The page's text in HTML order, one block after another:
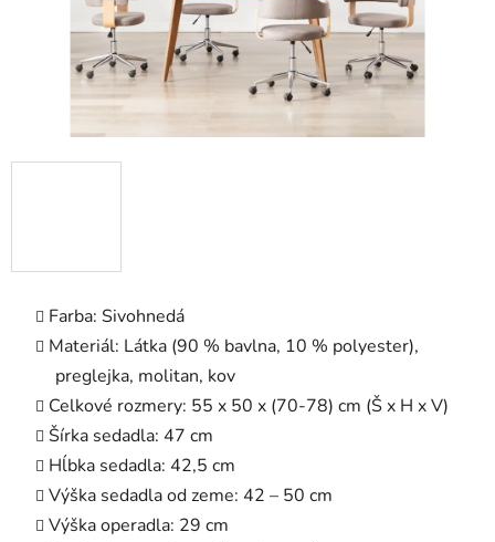
Farba: Sivohnedá
Materiál: Látka (90 % bavlna, 10 % polyester),
preglejka, molitan, kov
Celkové rozmery: 55 x 50 x (70-78) cm (Š x H x V)
Šírka sedadla: 47 cm
Hĺbka sedadla: 42,5 cm
Výška sedadla od zeme: 42 – 50 cm
Výška operadla: 29 cm